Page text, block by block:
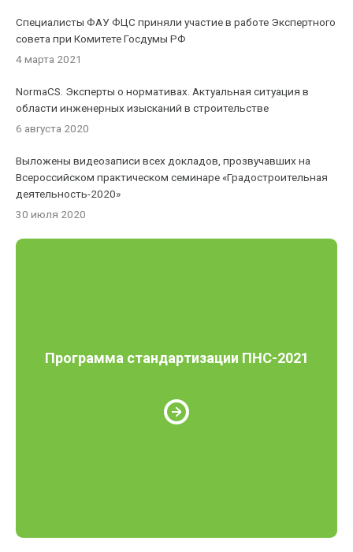
Специалисты ФАУ ФЦС приняли участие в работе Экспертного
совета при Комитете Госдумы РФ
4 марта 2021
NormaCS. Эксперты о нормативах. Актуальная ситуация в
области инженерных изысканий в строительстве
6 августа 2020
Выложены видеозаписи всех докладов, прозвучавших на
Всероссийском практическом семинаре «Градостроительная
деятельность-2020»
30 июля 2020
Программа стандартизации ПНС-2021